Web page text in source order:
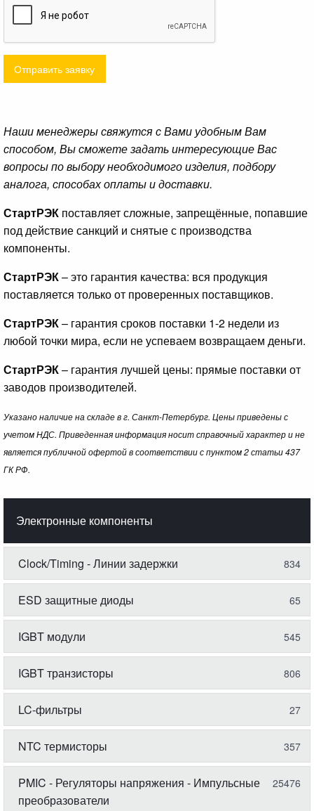
Отправить заявку
Наши менеджеры свяжутся с Вами удобным Вам
способом, Вы сможете задать интересующие Вас
вопросы по выбору необходимого изделия, подбору
аналога, способах оплаты и доставки.
СтартРЭК поставляет сложные, запрещённые, попавшие
под действие санкций и снятые с производства
компоненты.
СтартРЭК– это гарантия качества: вся продукция
поставляется только от проверенных поставщиков.
СтартРЭК– гарантия сроков поставки 1-2 недели из
любой точки мира, если не успеваем возвращаем деньги.
СтартРЭК– гарантия лучшей цены: прямые поставки от
заводов производителей.
Указано наличие на складе в г. Санкт-Петербург. Цены приведены с
учетом НДС. Приведенная информация носит справочный характер и не
является публичной офертой в соответствии с пунктом 2 статьи 437
ГК РФ.
Электронные компоненты
Clock/Timing - Линии задержки 834
ESD защитные диоды 65
IGBT модули 545
IGBT транзисторы 806
LC-фильтры 27
NTC термисторы 357
PMIC - Регуляторы напряжения - Импульсные
преобразователи
25476